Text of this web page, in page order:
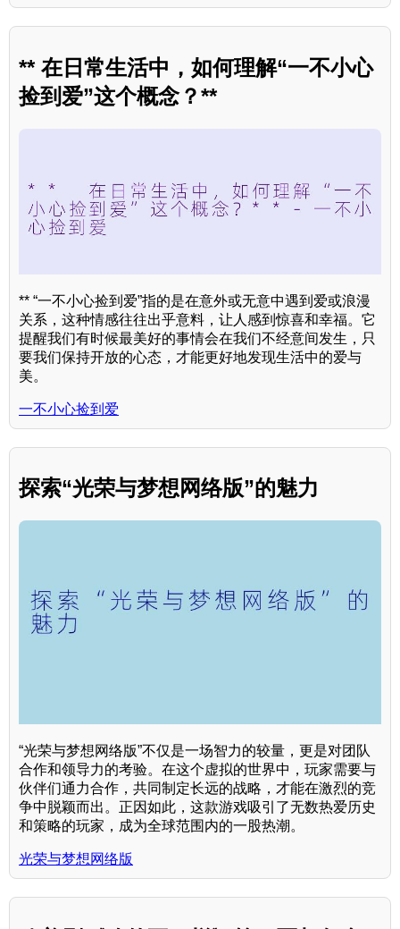
** 在日常生活中，如何理解“一不小心
捡到爱”这个概念？**
** “一不小心捡到爱”指的是在意外或无意中遇到爱或浪漫
关系，这种情感往往出乎意料，让人感到惊喜和幸福。它
提醒我们有时候最美好的事情会在我们不经意间发生，只
要我们保持开放的心态，才能更好地发现生活中的爱与
美。
一不小心捡到爱
探索“光荣与梦想网络版”的魅力
“光荣与梦想网络版”不仅是一场智力的较量，更是对团队
合作和领导力的考验。在这个虚拟的世界中，玩家需要与
伙伴们通力合作，共同制定长远的战略，才能在激烈的竞
争中脱颖而出。正因如此，这款游戏吸引了无数热爱历史
和策略的玩家，成为全球范围内的一股热潮。
光荣与梦想网络版